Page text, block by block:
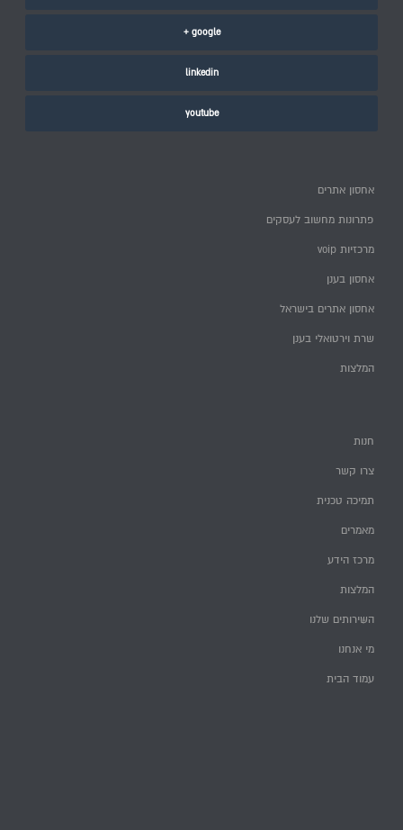
google +
linkedin
youtube
אחסון אתרים
פתרונות מחשוב לעסקים
מרכזיות voip
אחסון בענן
אחסון אתרים בישראל
שרת וירטואלי בענן
המלצות
חנות
צרו קשר
תמיכה טכנית
מאמרים
מרכז הידע
המלצות
השירותים שלנו
מי אנחנו
עמוד הבית